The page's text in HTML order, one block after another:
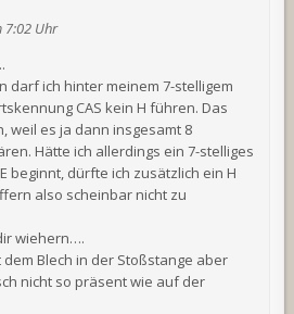
7:02 Uhr
darf ich hinter meinem 7-stelligem
CAS kein H führen. Das
weil es ja dann insgesamt 8
Hätte ich allerdings ein 7-stelliges
beginnt, dürfte ich zusätzlich ein H
also scheinbar nicht zu
wiehern….
Blech in der Stoßstange aber
nicht so präsent wie auf der